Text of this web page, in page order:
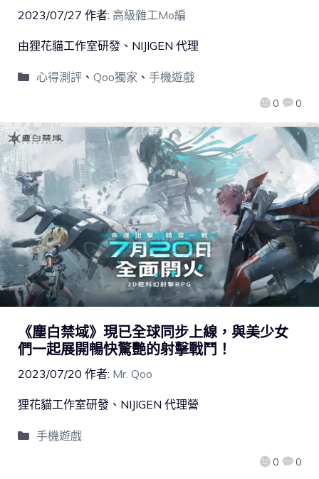
2023/07/27 作者: 高級雜工Mo編
0 0
由狸花貓工作室研發、NIJIGEN 代理
心得測評、 Qoo獨家 、 手機遊戲
《塵白禁域》現已全球同步上線，與美少女
們一起展開暢快驚艷的射擊戰鬥！
2023/07/20 作者: Mr. Qoo
0 0
狸花貓工作室研發、NIJIGEN 代理營
手機遊戲